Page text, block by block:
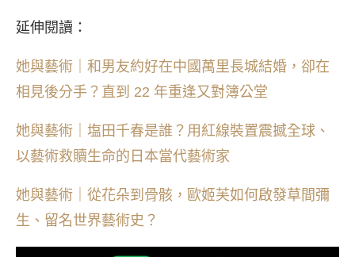
延伸閱讀：
她與藝術｜和男友約好在中國萬里長城結婚，卻在
相見後分手？直到 22 年重逢又對簿公堂
她與藝術｜塩田千春是誰？用紅線裝置震撼全球、
以藝術救贖生命的日本當代藝術家
她與藝術｜從花朵到骨骸，歐姬芙如何啟發草間彌
生、留名世界藝術史？